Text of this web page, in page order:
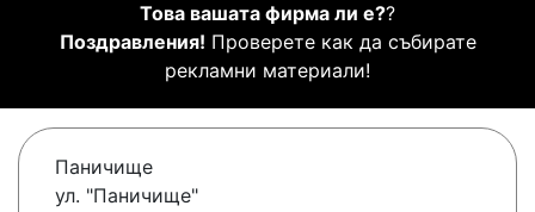
Това вашата фирма ли е??
Поздравления! Проверете как да събирате
рекламни материали!
Паничище
ул. "Паничище"